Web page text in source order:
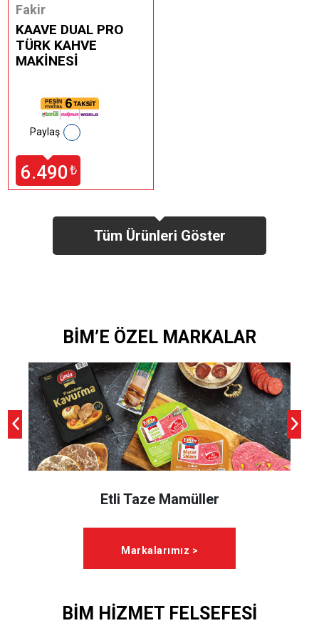
Fakir
KAAVE DUAL PRO
TÜRK KAHVE
MAKİNESİ
6.490 ₺
Paylaş
Tüm Ürünleri Göster
BİM’E ÖZEL MARKALAR
Etli Taze Mamüller
Markalarımız >
BİM HİZMET FELSEFESİ